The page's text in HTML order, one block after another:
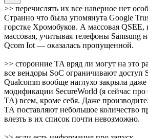
>> перечислять их все наверное нет
Странно что была упомянута Google
горстке Хромобуков. А массовая QSEE,
массовая, учитывая телефоны Samsung
Qcom Iot — оказалась пропущенной.
>> сторонние TA вряд ли могут на это
все вендоры SoC ограничивают доступ
Qualcomm вообще наглухо закрыла
модификации SecureWorld (я сейчас
ТА) всем, кроме себя. Даже
ТА поставляют небольшое количество
влезть в их список почти невозможно.